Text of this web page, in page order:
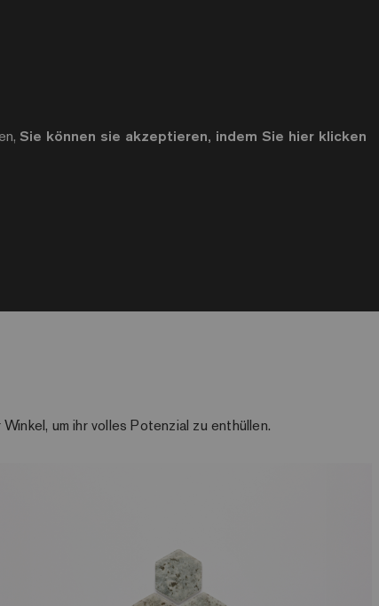
Sie können sie akzeptieren, indem Sie hier klicken
um ihr volles Potenzial zu enthüllen.